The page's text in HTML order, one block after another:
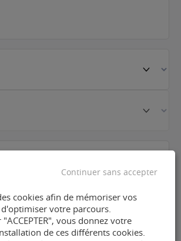
cookies afin de mémoriser vos
votre parcours.
vous donnez votre
de ces différents cookies.
Continuer sans accepter